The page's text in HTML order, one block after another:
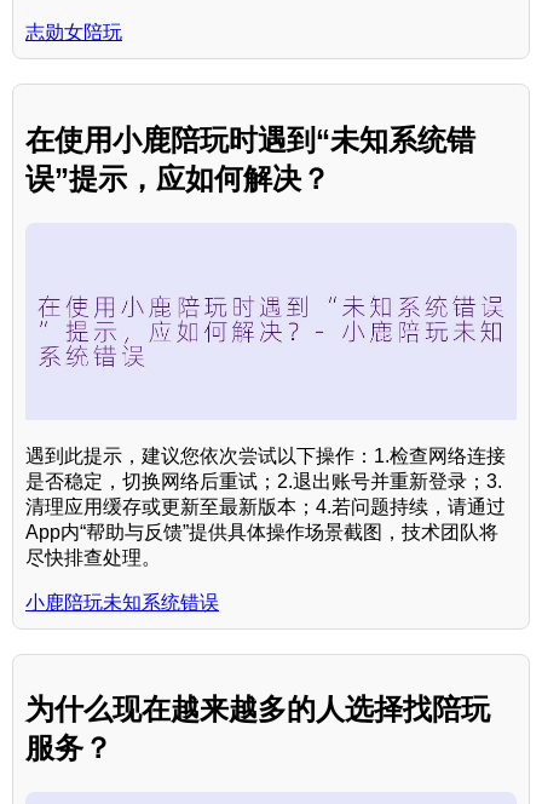
志勋女陪玩
在使用小鹿陪玩时遇到“未知系统错
误”提示，应如何解决？
遇到此提示，建议您依次尝试以下操作：1.检查网络连接
是否稳定，切换网络后重试；2.退出账号并重新登录；3.
清理应用缓存或更新至最新版本；4.若问题持续，请通过
App内“帮助与反馈”提供具体操作场景截图，技术团队将
尽快排查处理。
小鹿陪玩未知系统错误
为什么现在越来越多的人选择找陪玩
服务？